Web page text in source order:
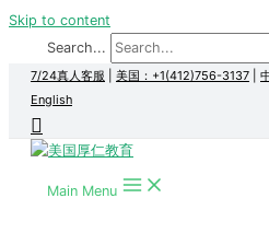
Skip to content
Search...
7/24真人客服 美国：+1(412)756-3137
English
Main Menu